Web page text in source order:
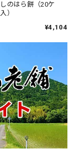
しのはら餅（20ケ
入）
¥4,104